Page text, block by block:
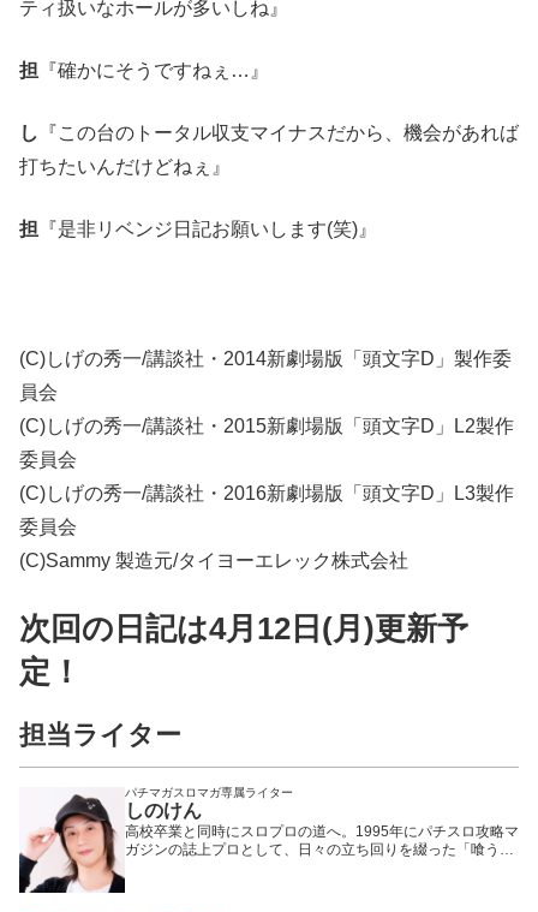
ティ扱いなホールが多いしね』
担 『確かにそうですねぇ…』
し
『この台のトータル収支マイナスだから、機会があれば
打ちたいんだけどねぇ』
担 『是非リベンジ日記お願いします(笑)』
(C)しげの秀一/講談社・2014新劇場版「頭文字D」製作委
員会
(C)しげの秀一/講談社・2015新劇場版「頭文字D」L2製作
委員会
(C)しげの秀一/講談社・2016新劇場版「頭文字D」L3製作
委員会
(C)Sammy 製造元/タイヨーエレック株式会社
次回の日記は4月12日(月)更新予
定！
担当ライター
パチマガスロマガ専属ライター
しのけん
高校卒業と同時にスロプロの道へ。1995年にパチスロ攻略マ
ガジンの誌上プロとして、日々の立ち回りを綴った「喰うな